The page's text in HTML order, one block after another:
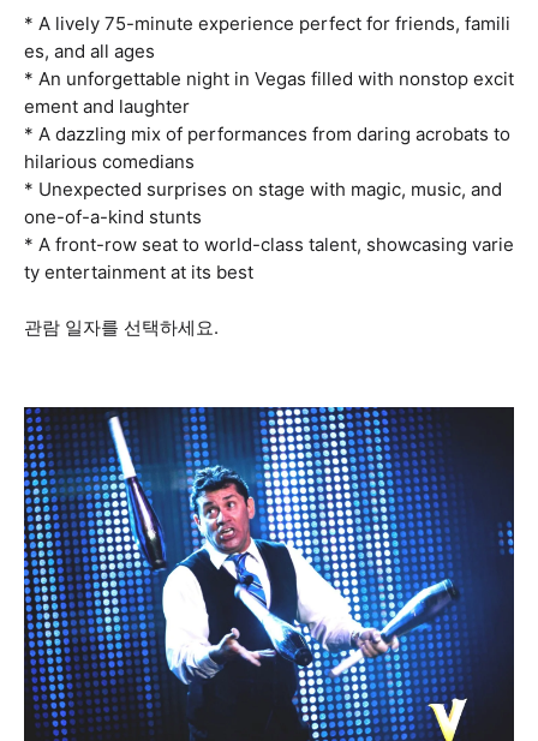
* A lively 75-minute experience perfect for friends, famili
es, and all ages
* An unforgettable night in Vegas filled with nonstop excit
ement and laughter
* A dazzling mix of performances from daring acrobats to
hilarious comedians
* Unexpected surprises on stage with magic, music, and
one-of-a-kind stunts
* A front-row seat to world-class talent, showcasing varie
ty entertainment at its best
관람 일자를 선택하세요.